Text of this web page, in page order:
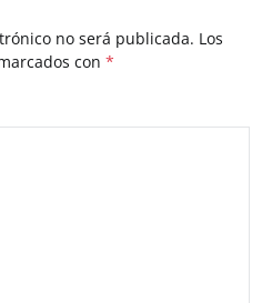
no será publicada. Los
con *